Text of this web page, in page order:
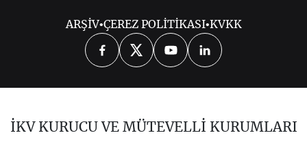
2026 2025 2024
2023 2022 2021
ARŞİV•ÇEREZ POLİTİKASI•KVKK
İKV KURUCU VE MÜTEVELLİ KURUMLARI